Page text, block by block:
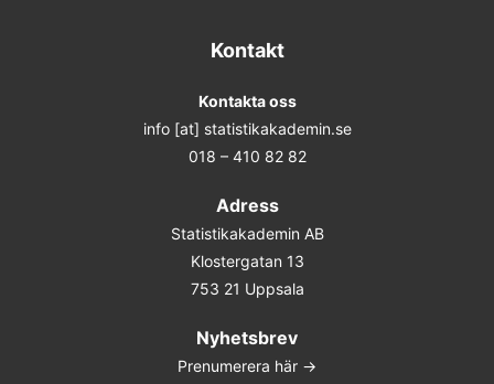
Förhandsbokning (obestämt datum)
Kontakt
Kontakta oss
info [at] statistikakademin.se
018 – 410 82 82
Adress
Statistikakademin AB
Klostergatan 13
753 21 Uppsala
Nyhetsbrev
Prenumerera här ->